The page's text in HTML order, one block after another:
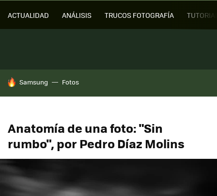
ACTUALIDAD ANÁLISIS TRUCOS FOTOGRAFÍA
HOY SE HABLA DE
Samsung Fotos
Anatomía de una foto: "Sin
rumbo", por Pedro Díaz Molins